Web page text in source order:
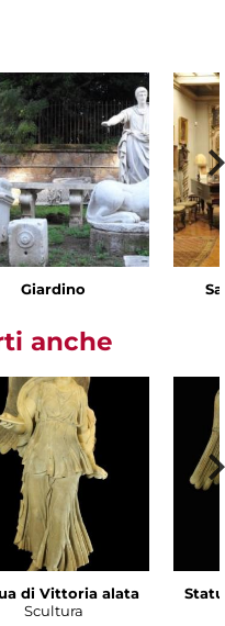
Giardino
anche
di Vittoria alata
Scultura